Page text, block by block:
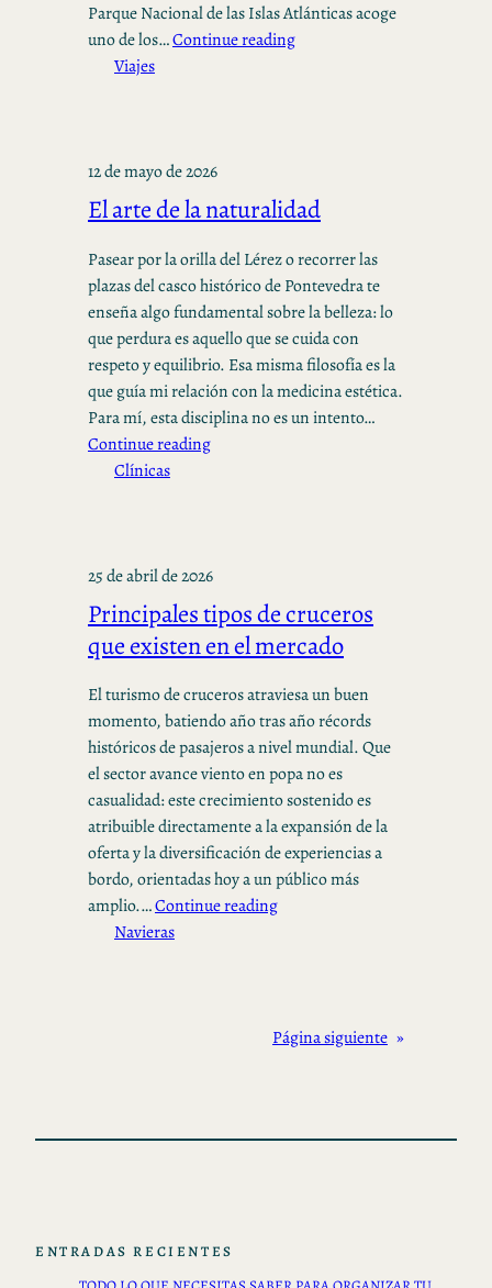
Parque Nacional de las Islas Atlánticas acoge
uno de los…Continue reading
Viajes
12 de mayo de 2026
El arte de la naturalidad
Pasear por la orilla del Lérez o recorrer las
plazas del casco histórico de Pontevedra te
enseña algo fundamental sobre la belleza: lo
que perdura es aquello que se cuida con
respeto y equilibrio. Esa misma filosofía es la
que guía mi relación con la medicina estética.
Para mí, esta disciplina no es un intento…
Continue reading
Clínicas
25 de abril de 2026
Principales tipos de cruceros
que existen en el mercado
El turismo de cruceros atraviesa un buen
momento, batiendo año tras año récords
históricos de pasajeros a nivel mundial. Que
el sector avance viento en popa no es
casualidad: este crecimiento sostenido es
atribuible directamente a la expansión de la
oferta y la diversificación de experiencias a
bordo, orientadas hoy a un público más
amplio.…Continue reading
Navieras
Página siguiente »
ENTRADAS RECIENTES